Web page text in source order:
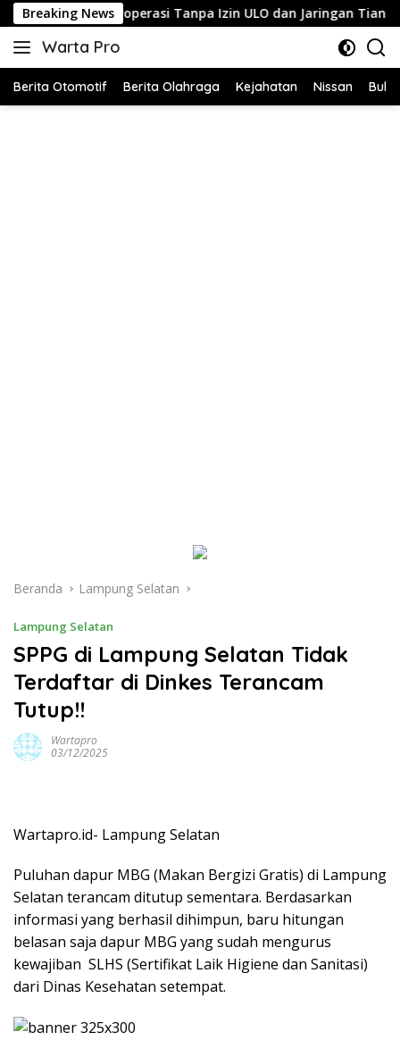
Langsung
ke
konten
Breaking News
Beroperasi Tanpa Izin ULO dan Jaringan Tiang Resmi
Warta Pro
Akurat
Terpercaya
Berita Otomotif Berita Olahraga Kejahatan Nissan
Beranda Lampung Selatan
Lampung Selatan
SPPG di Lampung Selatan Tidak
Terdaftar di Dinkes Terancam
Tutup!!
Wartapro
03/12/2025
Wartapro.id- Lampung Selatan
Puluhan dapur MBG (Makan Bergizi Gratis) di Lampung
Selatan terancam ditutup sementara. Berdasarkan
informasi yang berhasil dihimpun, baru hitungan
belasan saja dapur MBG yang sudah mengurus
kewajiban SLHS (Sertifikat Laik Higiene dan Sanitasi)
dari Dinas Kesehatan setempat.